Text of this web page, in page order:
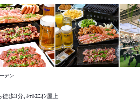
デン
歩3分｡ﾎﾃﾙﾕﾆｵﾝ屋上